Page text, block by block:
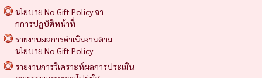
นโยบาย No Gift Policy จา
กการปฏบัติหน้าที่
รายงานผลการดำเนินงานตาม
นโยบาย No Gift Policy
รายงานการวิเคราะห์ผลการประเมิน